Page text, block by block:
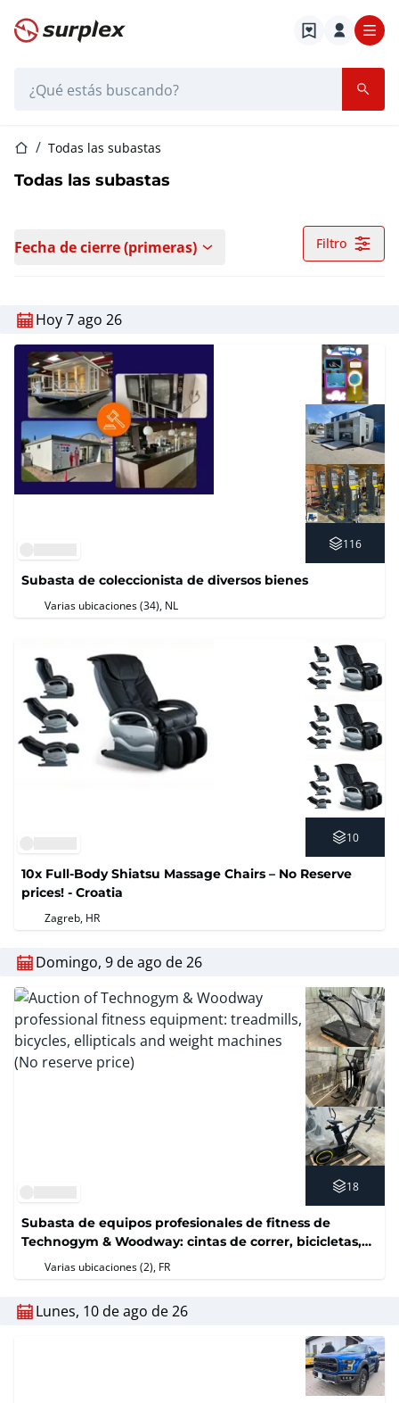
Página de inicio
Página de inicio
Todas las subastas
Todas las subastas
Fecha de cierre (primeras) Filtro
Hoy 7 ago 26
116
Subasta de coleccionista de diversos bienes
Varias ubicaciones (34) , NL
10
10x Full-Body Shiatsu Massage Chairs – No Reserve
prices! - Croatia
Zagreb, HR
Domingo, 9 de ago de 26
18
Subasta de equipos profesionales de fitness de
Technogym & Woodway: cintas de correr, bicicletas,
elípticas y máquinas de pesas (sin precio de reserva)
Varias ubicaciones (2) , FR
Lunes, 10 de ago de 26